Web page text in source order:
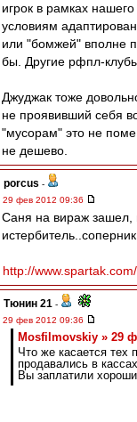
игрок в рамках
условиям
или "бомжей" вполне
бы. Другие рфпл-
Джуджак тоже
не проявивший себя
"мусорам" это не
не дешево.
porcus -
29 фев 2012 09:36
Саня на вираж зашел,
http://
Тюнин 21 -
29 фев 2012 09:36
Mosfilmovskiy » 29
Что же касается тех
продавались в
Вы заплатили